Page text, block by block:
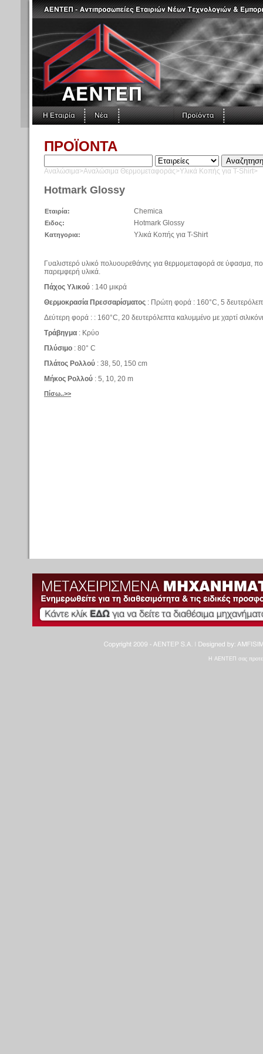
ΠΡΟΪΟΝΤΑ
Αναλώσιμα>Αναλώσιμα Θερμομεταφοράς>Υλικά Κοπής για T-Shirt>
Hotmark Glossy
Εταιρία: Chemica
Ειδος: Hotmark Glossy
Κατηγορια: Υλικά Κοπής για T-Shirt
Γυαλιστερό υλικό πολυουρεθάνης για θερμομεταφορά σε ύφασμα,
παρεμφερή υλικά.
Πάχος Υλικού : 140 μικρά
Θερμοκρασία Πρεσσαρίσματος : Πρώτη φορά : 160°C, 5
Δεύτερη φορά : : 160°C, 20 δευτερόλεπτα καλυμμένο με χαρτί
Τράβηγμα : Κρύο
Πλύσιμο : 80° C
Πλάτος Ρολλού : 38, 50, 150 cm
Μήκος Ρολλού : 5, 10, 20 m
Πίσω..>>
Η ΑΕΝΤΕΠ σας